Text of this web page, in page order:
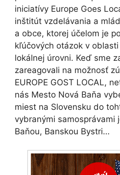
iniciatívy Europe Goes
inštitút vzdelávania a
a obce, ktorej účelom je
kľúčových otázok v
lokálnej úrovni. Keď sme
zareagovali na možnosť
EUROPE GOST LOCAL,
nás Mesto Nová Baňa
miest na Slovensku do
vybranými samosprávami
Baňou, Banskou Bystri…